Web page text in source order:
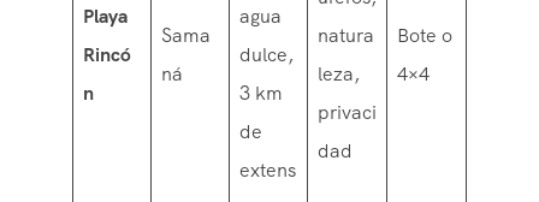
Playa
Rincó
n
Sama
ná
agua
dulce,
3 km
de
extens
natura
leza,
privaci
dad
Bote o
4×4